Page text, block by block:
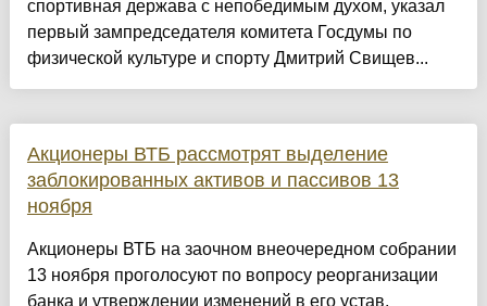
спортивная держава с непобедимым духом, указал
первый зампредседателя комитета Госдумы по
физической культуре и спорту Дмитрий Свищев...
Акционеры ВТБ рассмотрят выделение
заблокированных активов и пассивов 13
ноября
Акционеры ВТБ на заочном внеочередном собрании
13 ноября проголосуют по вопросу реорганизации
банка и утверждении изменений в его устав,